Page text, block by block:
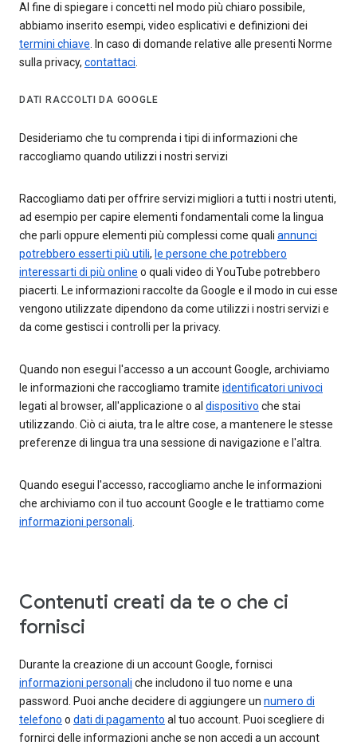
Al fine di spiegare i concetti nel modo più chiaro possibile,
abbiamo inserito esempi, video esplicativi e definizioni dei
termini chiave. In caso di domande relative alle presenti Norme
sulla privacy, contattaci.
DATI RACCOLTI DA GOOGLE
Desideriamo che tu comprenda i tipi di informazioni che
raccogliamo quando utilizzi i nostri servizi
Raccogliamo dati per offrire servizi migliori a tutti i nostri utenti,
ad esempio per capire elementi fondamentali come la lingua
che parli oppure elementi più complessi come quali annunci
potrebbero esserti più utili, le persone che potrebbero
interessarti di più online o quali video di YouTube potrebbero
piacerti. Le informazioni raccolte da Google e il modo in cui esse
vengono utilizzate dipendono da come utilizzi i nostri servizi e
da come gestisci i controlli per la privacy.
Quando non esegui l'accesso a un account Google, archiviamo
le informazioni che raccogliamo tramite identificatori univoci
legati al browser, all'applicazione o al dispositivo che stai
utilizzando. Ciò ci aiuta, tra le altre cose, a mantenere le stesse
preferenze di lingua tra una sessione di navigazione e l'altra.
Quando esegui l'accesso, raccogliamo anche le informazioni
che archiviamo con il tuo account Google e le trattiamo come
informazioni personali.
Contenuti creati da te o che ci
fornisci
Durante la creazione di un account Google, fornisci
informazioni personali che includono il tuo nome e una
password. Puoi anche decidere di aggiungere un numero di
telefono o dati di pagamento al tuo account. Puoi scegliere di
fornirci delle informazioni anche se non accedi a un account